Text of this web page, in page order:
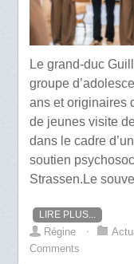
Le grand-duc
groupe
ans et originaires
de jeunes visite
dans le cadre
soutien
Strassen.Le
LIRE PLUS...
Régine ⋅
Comments